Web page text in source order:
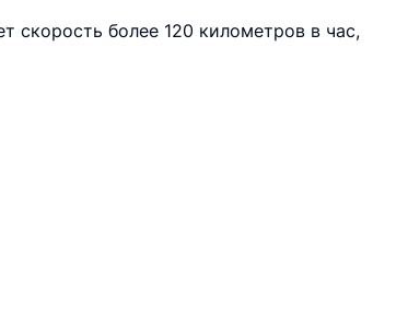
скорость более 120 километров в час,